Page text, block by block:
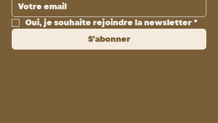
Oui, je souhaite rejoindre la newsletter *
S'abonner